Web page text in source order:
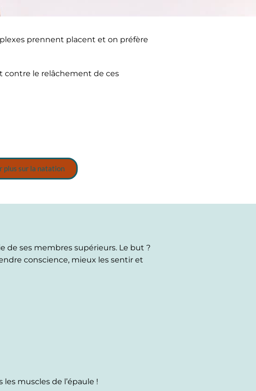
prennent placent et on préfère
contre le relâchement de ces
plus sur la natation
de ses membres supérieurs. Le but ?
conscience, mieux les sentir et
les muscles de l’épaule !